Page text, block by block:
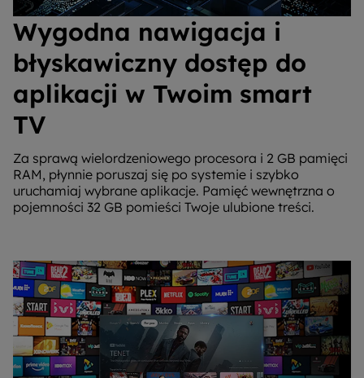
Wygodna nawigacja i
błyskawiczny dostęp do
aplikacji w Twoim smart
TV
Za sprawą wielordzeniowego procesora i 2 GB pamięci
RAM, płynnie poruszaj się po systemie i szybko
uruchamiaj wybrane aplikacje. Pamięć wewnętrzna o
pojemności 32 GB pomieści Twoje ulubione treści.